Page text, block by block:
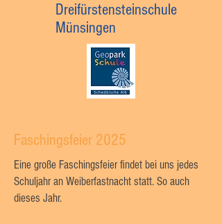
Dreifürstensteinschule
Münsingen
Faschingsfeier 2025
Eine große Faschingsfeier findet bei uns jedes
Schuljahr an Weiberfastnacht statt. So auch
dieses Jahr.